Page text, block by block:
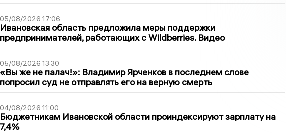
05/08/2026 17:06
Ивановская область предложила меры поддержки
предпринимателей, работающих с Wildberries. Видео
05/08/2026 13:30
«Вы же не палач!»: Владимир Ярченков в последнем слове
попросил суд не отправлять его на верную смерть
04/08/2026 11:00
Бюджетникам Ивановской области проиндексируют зарплату на
7,4%